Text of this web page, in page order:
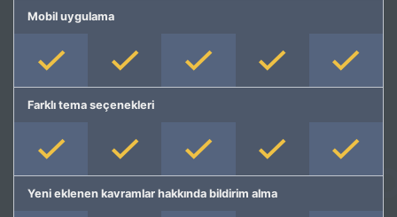
Mobil uygulama
Farklı tema seçenekleri
Yeni eklenen kavramlar hakkında bildirim alma